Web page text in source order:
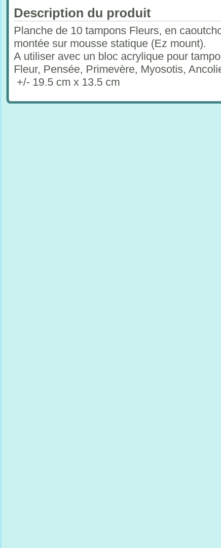
Description du produit
Planche de 10 tampons Fleurs, en
montée sur mousse statique (Ez mount).
A utiliser avec un bloc acrylique pour
Fleur, Pensée, Primevère, Myosotis,
+/- 19.5 cm x 13.5 cm